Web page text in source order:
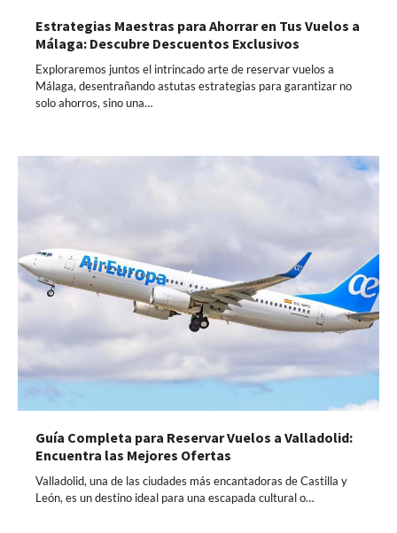
Estrategias Maestras para Ahorrar en Tus Vuelos a
Málaga: Descubre Descuentos Exclusivos
Exploraremos juntos el intrincado arte de reservar vuelos a
Málaga, desentrañando astutas estrategias para garantizar no
solo ahorros, sino una…
Guía Completa para Reservar Vuelos a Valladolid:
Encuentra las Mejores Ofertas
Valladolid, una de las ciudades más encantadoras de Castilla y
León, es un destino ideal para una escapada cultural o…